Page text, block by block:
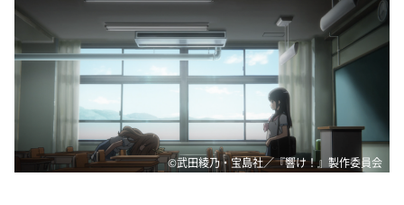
©武田綾乃・宝島社／『響け！』製作委員会